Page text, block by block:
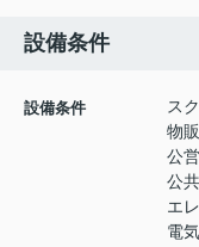
設備条件
設備条件
ス
物
公
公
エ
電